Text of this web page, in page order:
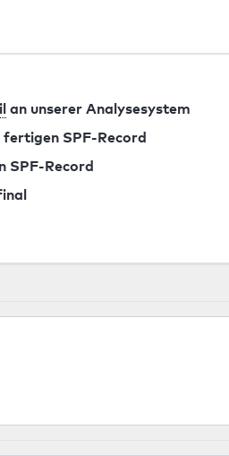
an unserer Analysesystem
fertigen SPF-Record
SPF-Record